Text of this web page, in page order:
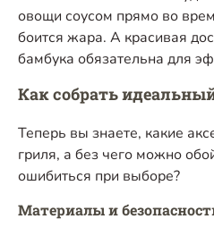
овощи соусом прямо во
боится жара. А красивая
бамбука обязательна для
Как собрать
Теперь вы знаете, какие
гриля, а без чего можно
ошибиться при выборе?
Материалы и